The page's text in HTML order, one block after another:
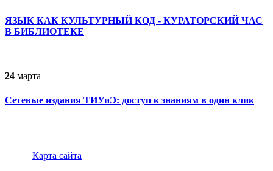
ЯЗЫК КАК КУЛЬТУРНЫЙ КОД - КУРАТОРСКИЙ ЧАС
В БИБЛИОТЕКЕ
24 марта
Сетевые издания ТИУиЭ: доступ к знаниям в один клик
Карта сайта